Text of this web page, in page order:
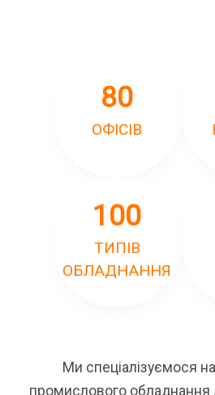
80
ОФІСІВ
100
ТИПІВ
ОБЛАДНАННЯ
Ми спеціалізуємося
промислового обладнання